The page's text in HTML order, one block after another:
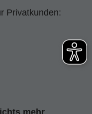
Privatkunden:
mehr